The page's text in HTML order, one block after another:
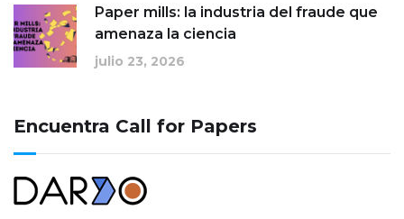
Paper mills: la industria del fraude que
amenaza la ciencia
julio 23, 2026
Encuentra Call for Papers